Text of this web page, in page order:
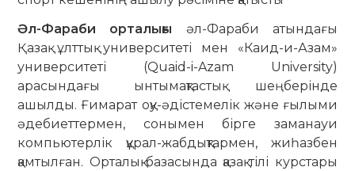
Әл-Фараби орталығы әл-Фараби атындағы
Қазақ ұлттық университеті мен «Каид-и-Азам»
университеті (Quaid-i-Azam University)
арасындағы ынтымақтастық шеңберінде
ашылды. Ғимарат оқу-әдістемелік және ғылыми
әдебиеттермен, сонымен бірге заманауи
компьютерлік құрал-жабдықтармен, жиһазбен
қамтылған. Орталық базасында қазақ тілі курстары